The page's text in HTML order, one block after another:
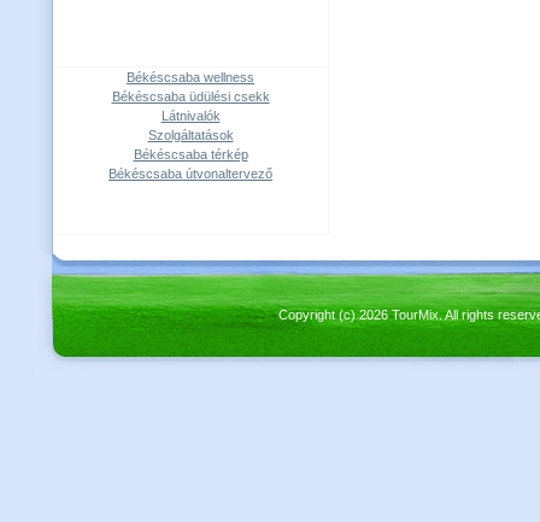
Békéscsaba wellness
Békéscsaba üdülési csekk
Látnivalók
Szolgáltatások
Békéscsaba térkép
Békéscsaba útvonaltervező
Copyright (c) 2026 TourMix. All rights